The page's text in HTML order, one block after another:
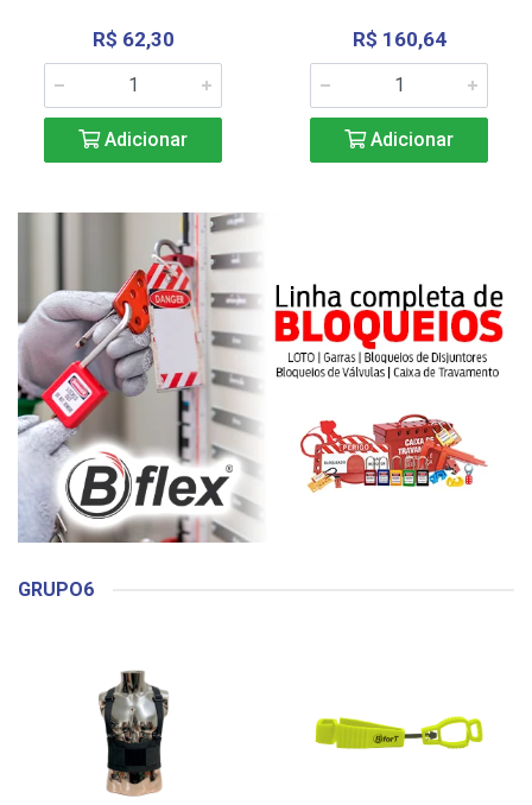
R$ 62,30
Adicionar
R$ 160,64
Adicionar
GRUPO6